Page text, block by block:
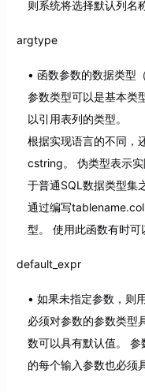
则系统将选择默认列名
argtype
函数参数的数据类型
参数类型可以是基本类
以引用表列的类型。
根据实现语言的不同，
cstring。 伪类型表示
于普通SQL数据类型集
通过编写
型。 使用此函数有时可
default_expr
如果未指定参数，则
必须对参数的参数类型
数可以具有默认值。
的每个输入参数也必须